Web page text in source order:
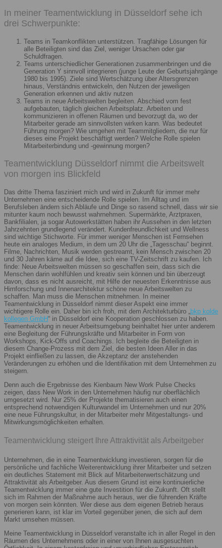
In meiner Teamentwicklung in Düsseldorf sehe ich
drei Schwerpunkte:
Teams in Teamkonflikten unterstützen. Tragfähige Lösungen für
alle Beteiligten sind das Ziel, weniger Ursachen oder gar
Schuldfragen.
Teams unterschiedlicher Generationen zusammenbringen und die
Generation Y sinnvoll integrieren (junge Leute der Geburtsjahrgänge
1980 bis 1995). Ziele sind Wertschätzung über Altersgrenzen
hinaus, Verständnis entwickeln, den Nutzen der jeweiligen
Generation erkennen und aktiv nutzen
Teams in neue Arbeitswelten begleiten. Abschied vom fest
aufgebauten, täglich gleichen Arbeitsplatz. Arbeiten und
kommunizieren in offenen Räumen und bevorzugt da, wo der
Mitarbeiter gerade am sinnvollsten wirken kann. Was bedeutet
Führung morgen? Wie umgehen mit Teammitgliedern, die nur für
dieses eine Projekt beschäftigt werden? Welche Rolle spielen
Mitarbeiterbindung und -gewinnung morgen?
Teamentwicklung Düsseldorf nimmt die Arbeitswelt
von morgen ins Blickfeld
Das dritte Thema fasziniert mich und wird in Zukunft für immer mehr
Unternehmen eine entscheidende Rolle spielen. Im Alltag und im
Berufsleben ändern sich Abläufe und Dinge so rasend schnell, dass wir sie
mitunter kaum noch bewusst wahrnehmen. Supermärkte, Arztpraxen,
Bankfilialen, ja sogar Autowerkstätten haben ihr Aussehen in den letzten
Jahrzehnten grundlegend verändert. Kundenfreundlichkeit und Wellness
sind wichtige Stichworte. Für immer weniger Menschen ist Fernsehen
heute ein analoges Medium, in dem um 20 Uhr die „Tagesschau“ beginnt.
Filme, Nachrichten, Musik werden gestreamt, kein Mensch zwischen 20
und 30 Jahren käme auf die Idee, sich eine TV-Zeitschrift zu kaufen. Ich
finde: Neue Arbeitswelten müssen so geschaffen sein, dass sich die
Menschen darin wohlfühlen und kreativ sein können und bin überzeugt
davon, dass es nicht ausreicht, mit Hilfe der neuesten Erkenntnisse aus
Hirnforschung und Innenarchitektur schöne neue Arbeitswelten zu
schaffen. Man muss die Menschen mitnehmen. In meiner
Teamentwicklung in Düsseldorf nimmt dieser Aspekt eine immer
wichtigere Rolle ein. Daher bin ich froh, mit dem Architekturbüro „bkp kolde
kollegen GmbH“ in Düsseldorf eine Kooperation geschlossen zu haben.
Teamentwicklung in neuer Arbeitsumgebung beinhaltet hier unter anderem
eine Begleitung der Führungskräfte und Mitarbeiter in Form von
Workshops, Kick-Offs und Coachings. Ich begleite die Beteiligten in
diesem Change-Prozess mit dem Ziel, die besten Ideen Aller in das
Projekt einfließen zu lassen, die Akzeptanz der anstehenden
Veränderungen zu erhöhen und die Identifikation mit dem Unternehmen zu
steigern.
Denn auch die Ergebnisse des Kienbaum New Work Pulse Checks
zeigen, dass New Work in den Unternehmen häufig nur oberflächlich
umgesetzt wird. Nur 25% der Projekte thematisieren auch einen
entsprechend notwendigen Kulturwandel im Unternehmen und nur 20%
eine neue Führungskultur, in der Mitarbeiter mehr Mitgestaltungs- und
Mitwirkungsmöglichkeiten erhalten.
Teamentwicklung steigert Ihre Attraktivität als Arbeitgeber
Unternehmen, die in eine Teamentwicklung investieren, sorgen für die
persönliche und fachliche Weiterentwicklung ihrer Mitarbeiter und setzen
ein deutliches Statement mit Blick auf Mitarbeiterwertschätzung und
Attraktivität als Arbeitgeber. Aus diesem Grund ist eine kontinuierliche
Teamentwicklung immer eine gute Investition für die Zukunft. Oft stellt
sich im Rahmen der Maßnahme auch heraus, wer die führenden Kräfte
von morgen sein könnten. Wer diese aus dem eigenen Betrieb heraus
generieren kann, ist klar im Vorteil gegenüber jenen, die sich auf dem
Markt umsehen müssen.
Meine Teamentwicklung in Düsseldorf veranstalte ich in aller Regel in den
Räumen des Unternehmens oder in einer von Ihnen ausgesuchten